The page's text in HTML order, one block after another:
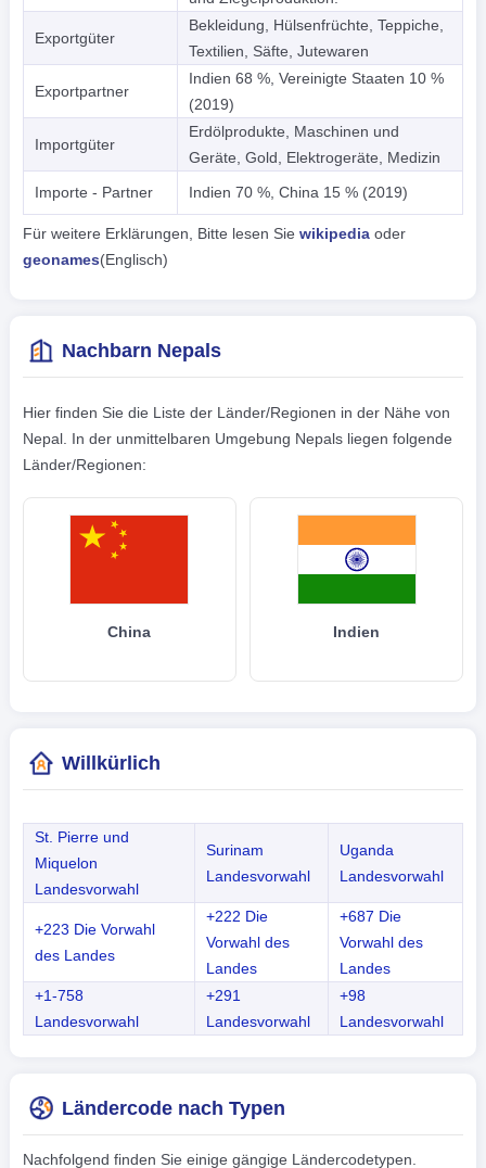
Exportgüter
Bekleidung, Hülsenfrüchte, Teppiche,
Textilien, Säfte, Jutewaren
Exportpartner
Indien 68 %, Vereinigte Staaten 10 %
(2019)
Importgüter
Erdölprodukte, Maschinen und
Geräte, Gold, Elektrogeräte, Medizin
Importe - Partner
Indien 70 %, China 15 % (2019)
Für weitere Erklärungen, Bitte lesen Sie wikipediaoder
geonames(Englisch)
Nachbarn Nepals
Hier finden Sie die Liste der Länder/Regionen in der Nähe von
Nepal. In der unmittelbaren Umgebung Nepals liegen folgende
Länder/Regionen:
China Indien
Willkürlich
St. Pierre und
Miquelon
Landesvorwahl
Surinam
Landesvorwahl
Uganda
Landesvorwahl
+223 Die Vorwahl
des Landes
+222 Die
Vorwahl des
Landes
+687 Die
Vorwahl des
Landes
+1-758
Landesvorwahl
+291
Landesvorwahl
+98
Landesvorwahl
Ländercode nach Typen
Nachfolgend finden Sie einige gängige Ländercodetypen.